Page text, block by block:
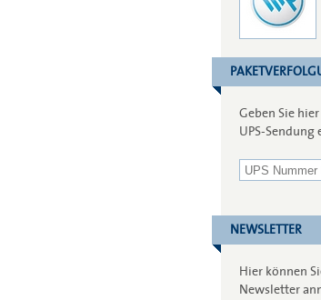
Geben Sie
UPS-Sendung
NEWSLETTER
Hier können
Newsletter